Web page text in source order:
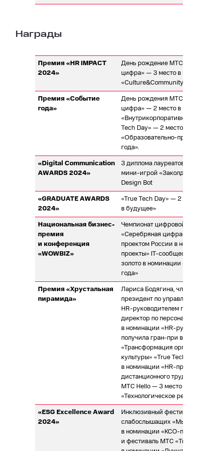
Награды
Премия «HR IMPACT
2024»
День рождение МТС «30 лет —
цифра» — 3 место в номинации
«Culture&Community».
Премия «Событие
года»
День рождения МТС «30 лет —
цифра» — 2 место в номинации
«Внутрикорпоративное
Tech Day» — 2 место в
«Образовательно-
года».
«Digital Communication
AWARDS 2024»
3 диплома лауреатов с
мини-игрой «Заколдованная
Design Bot
«GRADUATE AWARDS
2024»
«True Tech Day» — 2 место в
в будущее»
Национальная бизнес-
премия
и конференция
«WOWBIZ»
Чемпионат цифровой
«Серебряная цифра» стал
проектом России в номинации
проекты» IT-сообщество «True
золото в номинации
года»
Премия «Хрустальная
пирамида»
Лариса Бодягина, член
президент по управлению
HR-руководителем года. Лия
директор по персоналу, стала
в номинации «HR-
получила гран-при в номинации
«Трансформация организации
культуры» «True Tech
в номинации «HR-проект
дистанционного
МТС Hello — 3 место в
«Технологическое решение
«ESG Excellence Award
2024»
Инклюзивный фестиваль МТС
слабослышащих «Мы
в номинации «КСО-проект
и фестиваль МТС «True Tech